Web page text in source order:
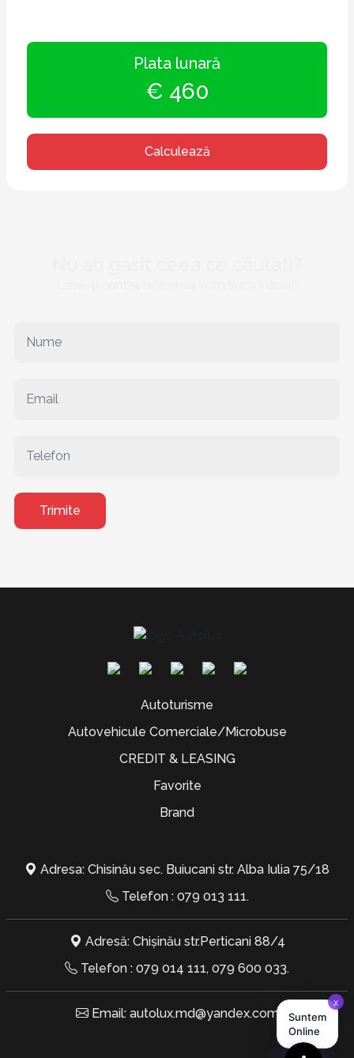
Plata lunară
€ 460
Calculează
Trimite
Autoturisme
Autovehicule Comerciale/Microbuse
CREDIT & LEASING
Favorite
Brand
Adresa: Chisinău sec. Buiucani str. Alba Iulia 75/18
Telefon : 079 013 111.
Adresă: Chișinău str.Perticani 88/4
Telefon : 079 014 111, 079 600 033.
Email: autolux.md@yandex.com